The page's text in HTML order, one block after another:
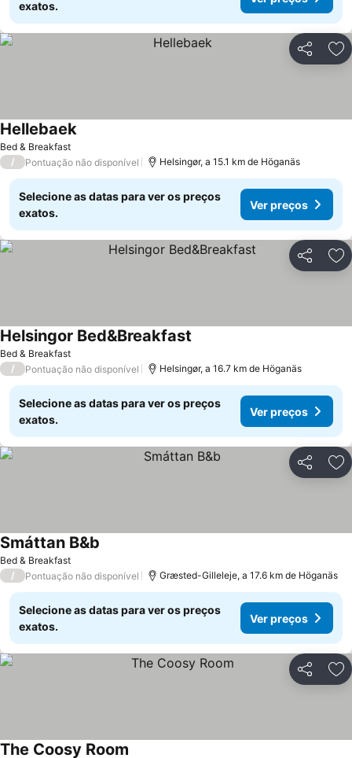
exatos.
Partilhar
Bed & Breakfast
HellebaekVer preços
/ Pontuação não disponível Helsingør, a 15.1 km de Höganäs
Selecione as datas para ver os preços
exatos.
Ver preços
Partilhar
Bed & Breakfast
Helsingor Bed&Breakfast
/ Pontuação não disponível Helsingør, a 16.7 km de Höganäs
Selecione as datas para ver os preços
exatos.
Ver preços
Partilhar
Bed & Breakfast
Smáttan B&b
/ Pontuação não disponível Græsted-Gilleleje, a 17.6 km de Höganäs
Selecione as datas para ver os preços
exatos.
Ver preços
Partilhar
The Coosy Room